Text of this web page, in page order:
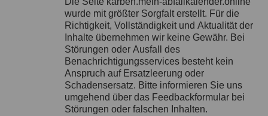
wurde mit größter Sorgfalt erstellt. Für die
Richtigkeit, Vollständigkeit und Aktualität der
Inhalte übernehmen wir keine Gewähr. Bei
Störungen oder Ausfall des
Benachrichtigungsservices besteht kein
Anspruch auf Ersatzleerung oder
Schadensersatz. Bitte informieren Sie uns
umgehend über das Feedbackformular bei
Störungen oder falschen Inhalten.